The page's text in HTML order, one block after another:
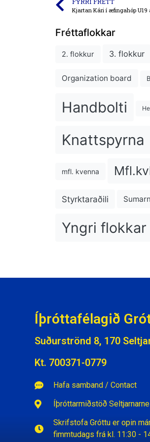
FYRRI FRÉTT
Kjartan Kári í æfingahóp U19
Fréttaflokkar
2. flokkur 3. flokkur
Organization board
Handbolti
Knattspyrna
mfl. kvenna
Styrktaraðili
Yngri flokkar
Íþróttafélagið
Suðurströnd 8, 170
Kt. 700371-0779
Hafa samband / Contact
Íþróttarmiðstöð
Skrifstofa Gróttu er opin
fimmtudags frá kl. 11:30 -